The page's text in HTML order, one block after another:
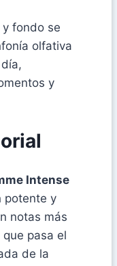
fondo se
olfativa
y
Intense
potente y
notas más
pasa el
de la